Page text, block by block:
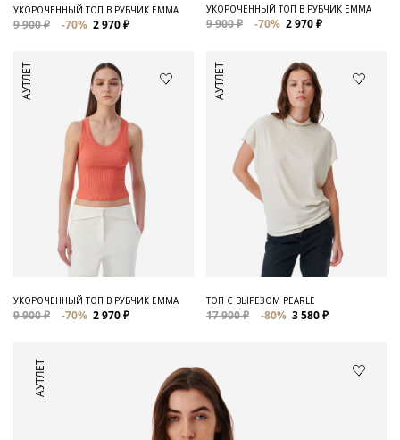
Для нее
Сумки и аксессуары
УКОРОЧЕННЫЙ ТОП В РУБЧИК EMMA
9 900 ₽ -70% 2 970 ₽
УКОРОЧЕННЫЙ ТОП В РУБЧИК EMMA
9 900 ₽ -70% 2 970 ₽
АУТЛЕТ
УКОРОЧЕННЫЙ ТОП В РУБЧИК EMMA
9 900 ₽ -70% 2 970 ₽
АУТЛЕТ
ТОП С ВЫРЕЗОМ PEARLE
17 900 ₽ -80% 3 580 ₽
АУТЛЕТ